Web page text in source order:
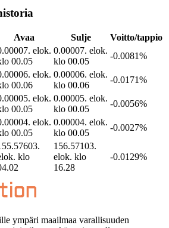
Avaa Sulje
Voitto/tappio
7. elok.
00.05
0.00007. elok.
klo 00.05
-0.0081%
6. elok.
00.06
0.00006. elok.
klo 00.06
-0.0171%
5. elok.
00.05
0.00005. elok.
klo 00.05
-0.0056%
4. elok.
00.05
0.00004. elok.
klo 00.05
-0.0027%
3.
klo
156.57103.
elok. klo
16.28
-0.0129%
ympäri maailmaa varallisuuden